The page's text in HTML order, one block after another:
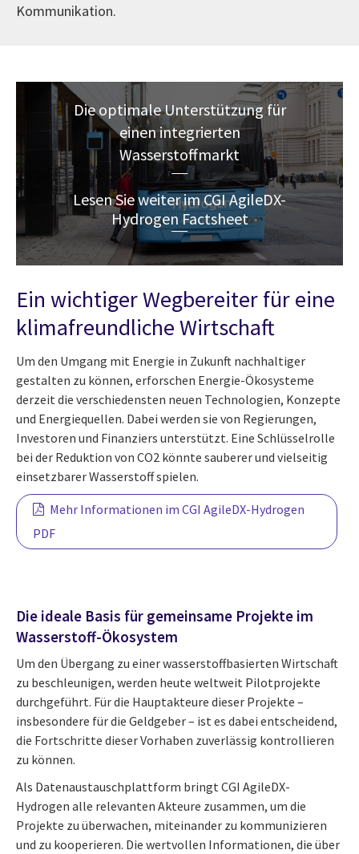
Kommunikation.
Die optimale Unterstützung für
einen integrierten
Wasserstoffmarkt
Lesen Sie weiter im CGI AgileDX-
Hydrogen Factsheet
Ein wichtiger Wegbereiter für eine
klimafreundliche Wirtschaft
Um den Umgang mit Energie in Zukunft nachhaltiger
gestalten zu können, erforschen Energie-Ökosysteme
derzeit die verschiedensten neuen Technologien, Konzepte
und Energiequellen. Dabei werden sie von Regierungen,
Investoren und Finanziers unterstützt. Eine Schlüsselrolle
bei der Reduktion von CO2 könnte sauberer und vielseitig
einsetzbarer Wasserstoff spielen.
Mehr Informationen im CGI AgileDX-Hydrogen
PDF
Die ideale Basis für gemeinsame Projekte im
Wasserstoff-Ökosystem
Um den Übergang zu einer wasserstoffbasierten Wirtschaft
zu beschleunigen, werden heute weltweit Pilotprojekte
durchgeführt. Für die Hauptakteure dieser Projekte –
insbesondere für die Geldgeber – ist es dabei entscheidend,
die Fortschritte dieser Vorhaben zuverlässig kontrollieren
zu können.
Als Datenaustauschplattform bringt CGI AgileDX-
Hydrogen alle relevanten Akteure zusammen, um die
Projekte zu überwachen, miteinander zu kommunizieren
und zu kooperieren. Die wertvollen Informationen, die über